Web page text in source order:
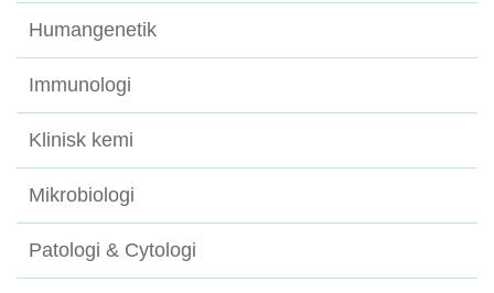
Humangenetik
Immunologi
Klinisk kemi
Mikrobiologi
Patologi & Cytologi